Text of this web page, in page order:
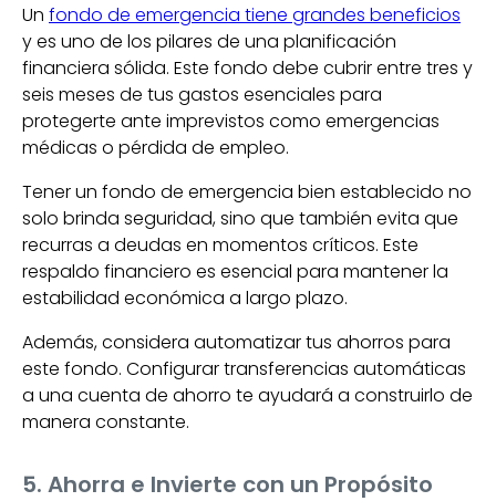
Un fondo de emergencia tiene grandes beneficios
y es uno de los pilares de una planificación
financiera sólida. Este fondo debe cubrir entre tres y
seis meses de tus gastos esenciales para
protegerte ante imprevistos como emergencias
médicas o pérdida de empleo.
Tener un fondo de emergencia bien establecido no
solo brinda seguridad, sino que también evita que
recurras a deudas en momentos críticos. Este
respaldo financiero es esencial para mantener la
estabilidad económica a largo plazo.
Además, considera automatizar tus ahorros para
este fondo. Configurar transferencias automáticas
a una cuenta de ahorro te ayudará a construirlo de
manera constante.
5. Ahorra e Invierte con un Propósito